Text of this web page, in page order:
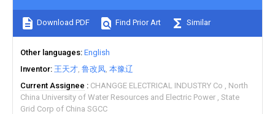
Download PDF Find Prior Art Similar
Other languages English
Inventor 王天才 鲁改凤 本豫辽
Current Assignee
CHANGGE ELECTRICAL INDUSTRY Co
North
China University of Water Resources and Electric Power State
Grid Corp of China SGCC